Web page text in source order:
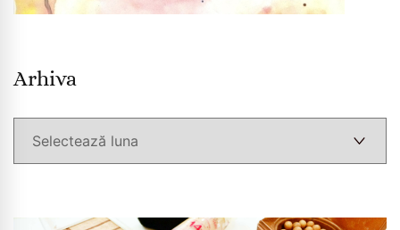
Arhiva